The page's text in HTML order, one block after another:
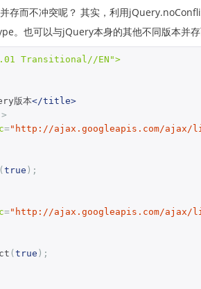
存而不冲突呢？ 其实，利用
。也可以与jQuery本身的其他不同版本并存
4.01 Transitional//EN">
版本</title>
="http://ajax.googleapis.com/ajax/
( true );
="http://ajax.googleapis.com/ajax/
( true );